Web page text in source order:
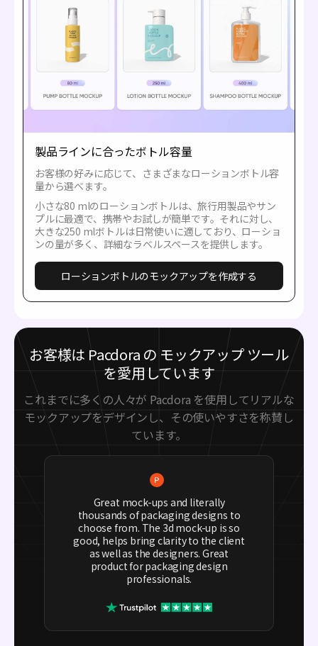
製品ラインに合ったボトル容量
お客様の好みに応じて、さまざまなローションボトル容
量から選べます。
小さな80 mlのローションボトルは、旅行用製品やサン
プルに最適で、携帯やお試しが簡単です。それに対し、
大きな250 mlボトルは日常使いに適しており、ローショ
ンの量が多く、詳細なラベルスペースを提供します。
ローションボトルのモックアップを作成する
お客様は Pacdora の モックアップ ツール
を愛用しています
これまでに多くの人々が Pacdora を使用してリアルな
モックアップをデザインし、その使いやすさを称賛し
ています。
Great mock-ups and literally
thousands of packaging designs to
choose from. The 3d mock-up is so
good, helps bring clarity to the client
as well as the designers. Great
product for packaging design
professionals.